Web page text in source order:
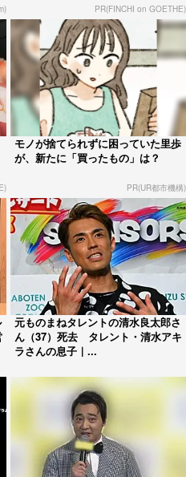
PR(FINCHI on GOETHE)
モノが捨てられずに困っていた里歩
が、新たに「買ったもの」は？
PR(UR都市機構)
元ものまねタレントの清水良太郎さ
ん（37）死去 タレント・清水アキ
ラさんの息子｜...